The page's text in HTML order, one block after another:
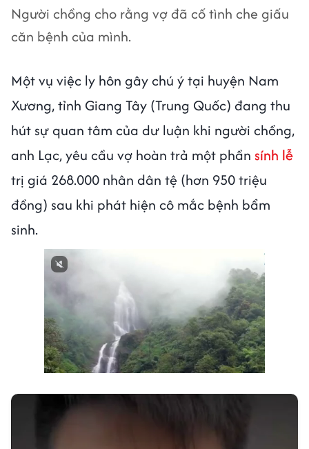
Người chồng cho rằng vợ đã cố tình che giấu
căn bệnh của mình.
Một vụ việc ly hôn gây chú ý tại huyện Nam
Xương, tỉnh Giang Tây (Trung Quốc) đang thu
hút sự quan tâm của dư luận khi người chồng,
anh Lạc, yêu cầu vợ hoàn trả một phần sính lễ
trị giá 268.000 nhân dân tệ (hơn 950 triệu
đồng) sau khi phát hiện cô mắc bệnh bẩm
sinh.
Next video in 1 Cancel